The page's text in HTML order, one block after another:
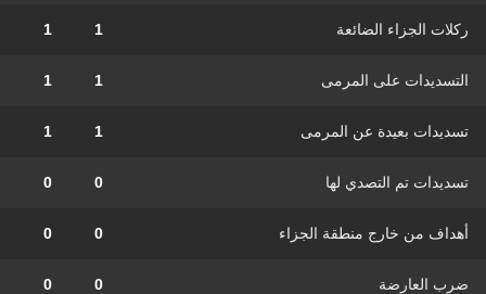
ركلات الجزاء الضائعة 1
1
التسديدات على المرمى 1
1
تسديدات بعيدة عن المرمى 1
1
تسديدات تم التصدي لها 0
0
أهداف من خارج منطقة الجزاء 0
0
ضرب العارضة 0
0